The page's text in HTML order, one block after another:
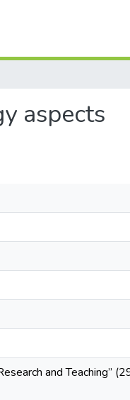
aspects
and Teaching”